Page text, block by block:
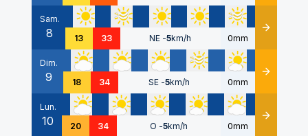
Sam.
8 13 33 NE -5km/h 0mm Détails
Dim.
9 18 34 SE -5km/h 0mm Détails
Lun.
10 20 34 O -5km/h 0mm Détails